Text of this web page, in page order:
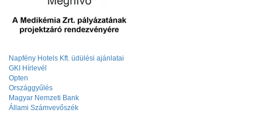
Napfény Hotels Kft. üdülési ajánlatai
GKI Hírlevél
Opten
Országgyűlés
Magyar Nemzeti Bank
Állami Számvevőszék